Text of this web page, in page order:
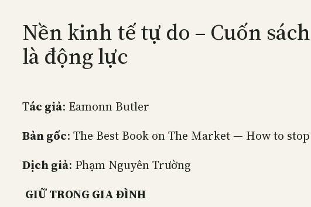
Nền kinh tế tự do – Cuốn
là động lực
Tác giả: Eamonn Butler
Bản gốc: The Best Book on The Market — How to
Dịch giả: Phạm Nguyên Trường
GIỮ TRONG GIA ĐÌNH